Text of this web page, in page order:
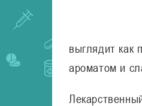
выглядит как
ароматом и